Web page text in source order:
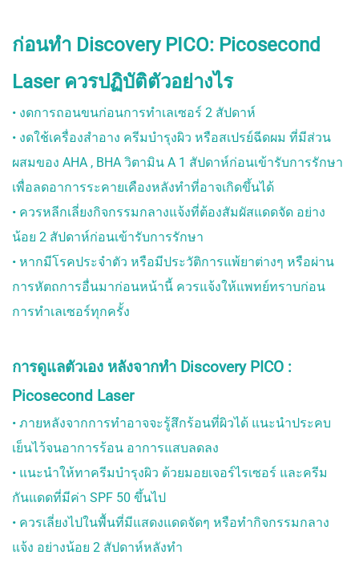
ก่อนทำ Discovery PICO: Picosecond
Laser ควรปฏิบัติตัวอย่างไร
• งดการถอนขนก่อนการทำเลเซอร์ 2 สัปดาห์
• งดใช้เครื่องสำอาง ครีมบำรุงผิว หรือสเปรย์ฉีดผม ที่มีส่วน
ผสมของ AHA , BHA วิตามิน A 1 สัปดาห์ก่อนเข้ารับการรักษา
เพื่อลดอาการระคายเคืองหลังทำที่อาจเกิดขึ้นได้
• ควรหลีกเลี่ยงกิจกรรมกลางแจ้งที่ต้องสัมผัสแดดจัด อย่าง
น้อย 2 สัปดาห์ก่อนเข้ารับการรักษา
• หากมีโรคประจำตัว หรือมีประวัติการแพ้ยาต่างๆ หรือผ่าน
การหัตถการอื่นมาก่อนหน้านี้ ควรแจ้งให้แพทย์ทราบก่อน
การทำเลเซอร์ทุกครั้ง
การดูแลตัวเอง หลังจากทำ Discovery PICO :
Picosecond Laser
• ภายหลังจากการทำอาจจะรู้สึกร้อนที่ผิวได้ แนะนำประคบ
เย็นไว้จนอาการร้อน อาการแสบลดลง
• แนะนำให้ทาครีมบำรุงผิว ด้วยมอยเจอร์ไรเซอร์ และครีม
กันแดดที่มีค่า SPF 50 ขึ้นไป
• ควรเลี่ยงไปในพื้นที่มีแสดงแดดจัดๆ หรือทำกิจกรรมกลาง
แจ้ง อย่างน้อย 2 สัปดาห์หลังทำ